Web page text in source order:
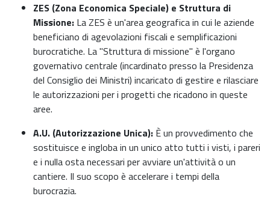
ZES (Zona Economica Speciale) e Struttura di
Missione: La ZES è un'area geografica in cui le aziende
beneficiano di agevolazioni fiscali e semplificazioni
burocratiche. La "Struttura di missione" è l'organo
governativo centrale (incardinato presso la Presidenza
del Consiglio dei Ministri) incaricato di gestire e rilasciare
le autorizzazioni per i progetti che ricadono in queste
aree.
A.U. (Autorizzazione Unica): È un provvedimento che
sostituisce e ingloba in un unico atto tutti i visti, i pareri
e i nulla osta necessari per avviare un'attività o un
cantiere. Il suo scopo è accelerare i tempi della
burocrazia.